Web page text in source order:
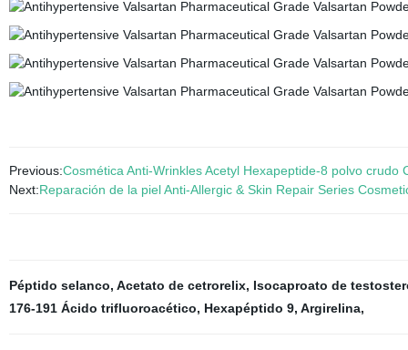
Previous:Cosmética Anti-Wrinkles Acetyl Hexapeptide-8 polvo crudo
Next:Reparación de la piel Anti-Allergic & Skin Repair Series
Péptido selanco, Acetato de cetrorelix, Isocaproato de
176-191 Ácido trifluoroacético, Hexapéptido 9, Argirelina,